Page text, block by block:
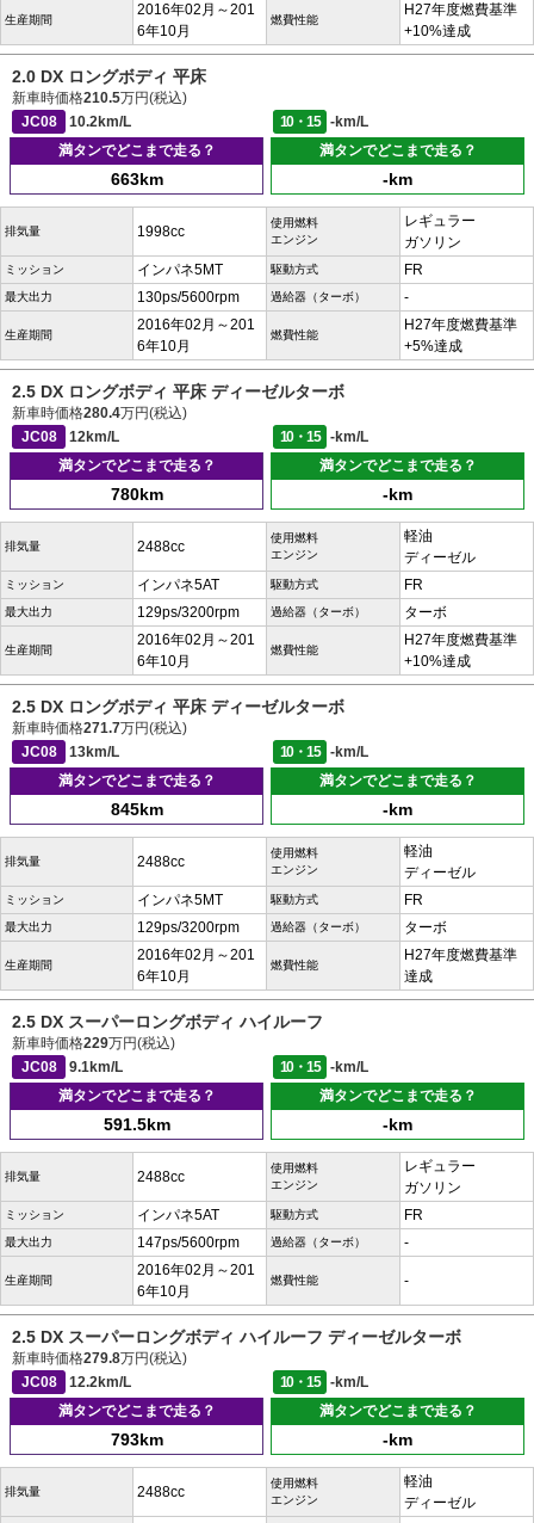
生産期間
2016年02月～201
6年10月
燃費性能
H27年度燃費基準
+10%達成
2.0 DX ロングボディ 平床
新車時価格210.5万円(税込)
JC08
10.2km/L 10・15
-km/L
満タンでどこまで走る？
663km
満タンでどこまで走る？
-km
排気量 1998cc
使用燃料
エンジン
レギュラー
ガソリン
ミッション インパネ5MT 駆動方式 FR
最大出力 130ps/5600rpm 過給器（ターボ） -
生産期間
2016年02月～201
6年10月
燃費性能
H27年度燃費基準
+5%達成
2.5 DX ロングボディ 平床 ディーゼルターボ
新車時価格280.4万円(税込)
JC08
12km/L 10・15
-km/L
満タンでどこまで走る？
780km
満タンでどこまで走る？
-km
排気量 2488cc
使用燃料
エンジン
軽油
ディーゼル
ミッション インパネ5AT 駆動方式 FR
最大出力 129ps/3200rpm 過給器（ターボ） ターボ
生産期間
2016年02月～201
6年10月
燃費性能
H27年度燃費基準
+10%達成
2.5 DX ロングボディ 平床 ディーゼルターボ
新車時価格271.7万円(税込)
JC08
13km/L 10・15
-km/L
満タンでどこまで走る？
845km
満タンでどこまで走る？
-km
排気量 2488cc
使用燃料
エンジン
軽油
ディーゼル
ミッション インパネ5MT 駆動方式 FR
最大出力 129ps/3200rpm 過給器（ターボ） ターボ
生産期間
2016年02月～201
6年10月
燃費性能
H27年度燃費基準
達成
2.5 DX スーパーロングボディ ハイルーフ
新車時価格229万円(税込)
JC08
9.1km/L 10・15
-km/L
満タンでどこまで走る？
591.5km
満タンでどこまで走る？
-km
排気量 2488cc
使用燃料
エンジン
レギュラー
ガソリン
ミッション インパネ5AT 駆動方式 FR
最大出力 147ps/5600rpm 過給器（ターボ） -
生産期間
2016年02月～201
6年10月
燃費性能 -
2.5 DX スーパーロングボディ ハイルーフ ディーゼルターボ
新車時価格279.8万円(税込)
JC08
12.2km/L 10・15
-km/L
満タンでどこまで走る？
793km
満タンでどこまで走る？
-km
排気量 2488cc
使用燃料
エンジン
軽油
ディーゼル